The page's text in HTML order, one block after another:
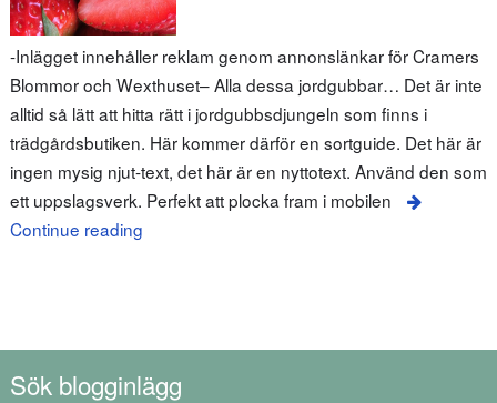
-Inlägget innehåller reklam genom annonslänkar för Cramers
Blommor och Wexthuset– Alla dessa jordgubbar… Det är inte
alltid så lätt att hitta rätt i jordgubbsdjungeln som finns i
trädgårdsbutiken. Här kommer därför en sortguide. Det här är
ingen mysig njut-text, det här är en nyttotext. Använd den som
ett uppslagsverk. Perfekt att plocka fram i mobilen
Continue reading
Sök blogginlägg